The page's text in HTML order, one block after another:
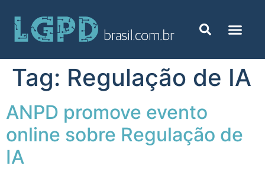
Tag: Regulação de IA
ANPD promove evento
online sobre Regulação de
IA